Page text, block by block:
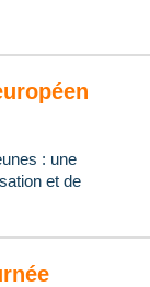
: une
et de